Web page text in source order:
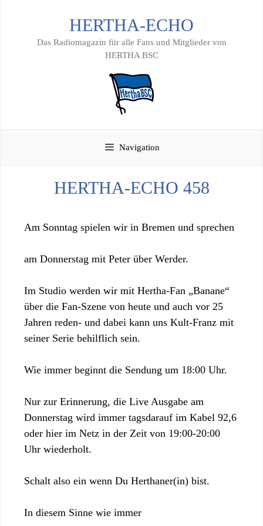
HERTHA-ECHO
Das Radiomagazin für alle Fans und Mitglieder von
HERTHA BSC
Navigation
HERTHA-ECHO 458
Am Sonntag spielen wir in Bremen und sprechen
am Donnerstag mit Peter über Werder.
Im Studio werden wir mit Hertha-Fan „Banane“
über die Fan-Szene von heute und auch vor 25
Jahren reden- und dabei kann uns Kult-Franz mit
seiner Serie behilflich sein.
Wie immer beginnt die Sendung um 18:00 Uhr.
Nur zur Erinnerung, die Live Ausgabe am
Donnerstag wird immer tagsdarauf im Kabel 92,6
oder hier im Netz in der Zeit von 19:00-20:00
Uhr wiederholt.
Schalt also ein wenn Du Herthaner(in) bist.
In diesem Sinne wie immer